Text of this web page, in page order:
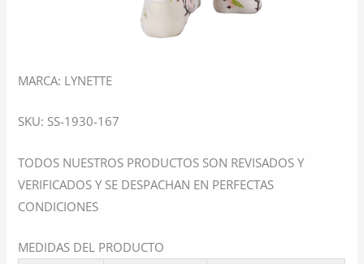
MARCA: LYNETTE
SKU: SS-1930-167
TODOS NUESTROS PRODUCTOS SON REVISADOS Y
VERIFICADOS Y SE DESPACHAN EN PERFECTAS
CONDICIONES
MEDIDAS DEL PRODUCTO